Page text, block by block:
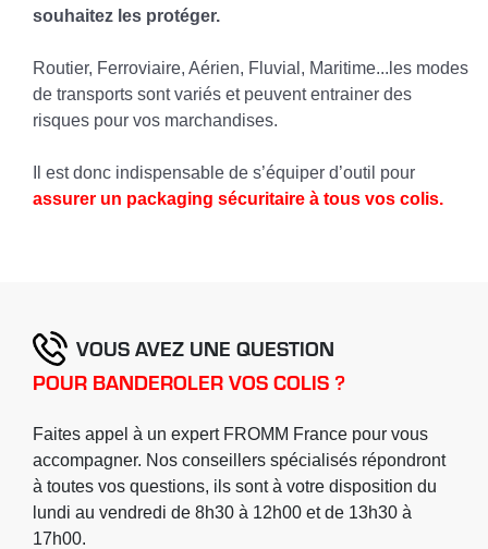
souhaitez les protéger.
Routier, Ferroviaire, Aérien, Fluvial, Maritime...les modes
de transports sont variés et peuvent entrainer des
risques pour vos marchandises.
Il est donc indispensable de s’équiper d’outil pour
assurer un packaging sécuritaire à tous vos colis.
VOUS AVEZ UNE QUESTION
POUR BANDEROLER VOS COLIS ?
Faites appel à un expert FROMM France pour vous
accompagner. Nos conseillers spécialisés répondront
à toutes vos questions, ils sont à votre disposition du
lundi au vendredi de 8h30 à 12h00 et de 13h30 à
17h00.